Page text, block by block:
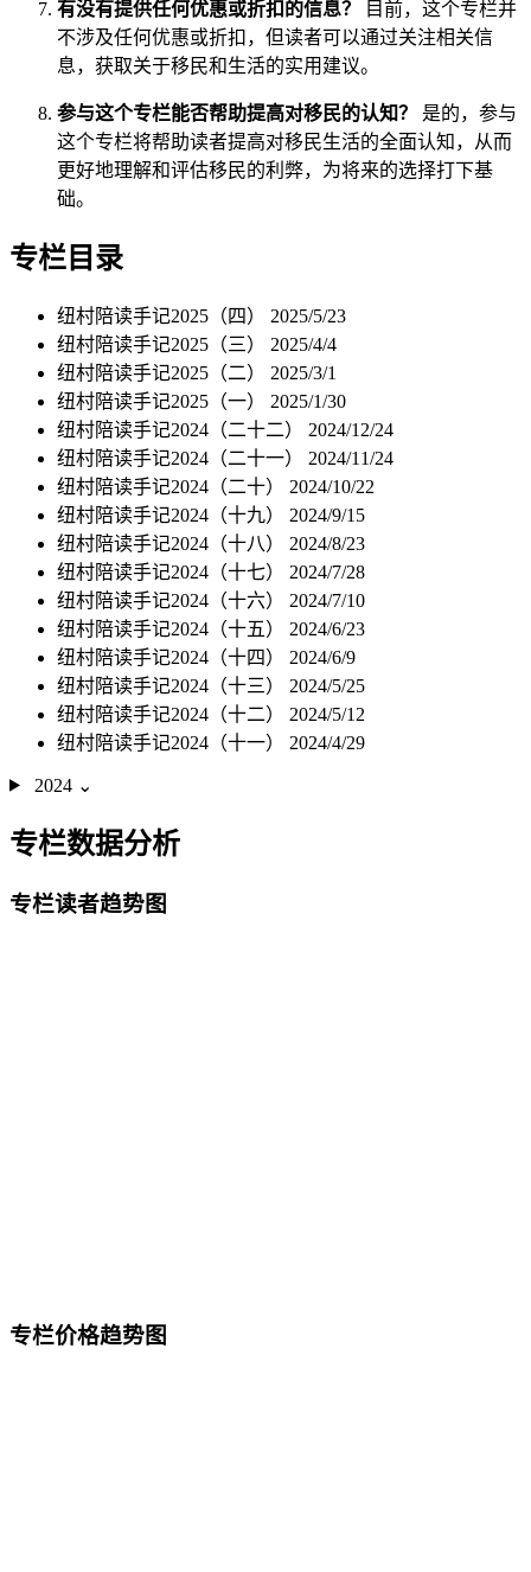
有没有提供任何优惠或折扣的信息？
目前，这个专栏并
不涉及任何优惠或折扣，但读者可以通过关注相关信
息，获取关于移民和生活的实用建议。
参与这个专栏能否帮助提高对移民的认知？
是的，参与
这个专栏将帮助读者提高对移民生活的全面认知，从而
更好地理解和评估移民的利弊，为将来的选择打下基
础。
专栏目录
纽村陪读手记2025（四） 2025/5/23
纽村陪读手记2025（三） 2025/4/4
纽村陪读手记2025（二） 2025/3/1
纽村陪读手记2025（一） 2025/1/30
纽村陪读手记2024（二十二） 2024/12/24
纽村陪读手记2024（二十一） 2024/11/24
纽村陪读手记2024（二十） 2024/10/22
纽村陪读手记2024（十九） 2024/9/15
纽村陪读手记2024（十八） 2024/8/23
纽村陪读手记2024（十七） 2024/7/28
纽村陪读手记2024（十六） 2024/7/10
纽村陪读手记2024（十五） 2024/6/23
纽村陪读手记2024（十四） 2024/6/9
纽村陪读手记2024（十三） 2024/5/25
纽村陪读手记2024（十二） 2024/5/12
纽村陪读手记2024（十一） 2024/4/29
2024 ⌄
专栏数据分析
专栏读者趋势图
专栏价格趋势图